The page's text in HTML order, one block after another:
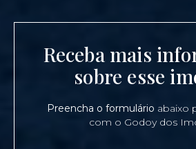
Receba mais
sobre esse
Preencha o formulário abaixo
com o Godoy dos